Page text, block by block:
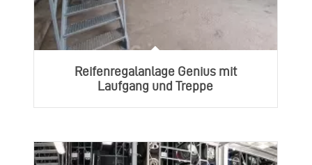
Reifenregalanlage Genius mit
Laufgang und Treppe